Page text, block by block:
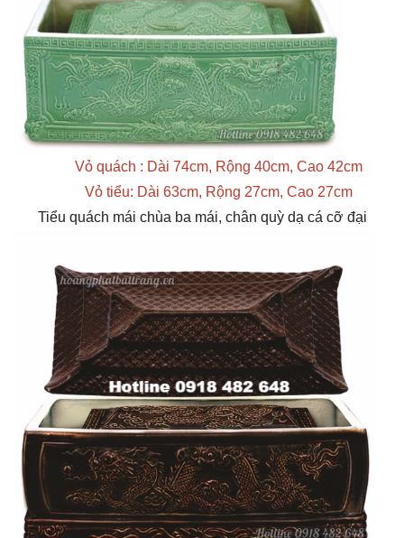
Vỏ quách : Dài 74cm, Rộng 40cm, Cao 42cm
Vỏ tiểu: Dài 63cm, Rộng 27cm, Cao 27cm
Tiểu quách mái chùa ba mái, chân quỳ dạ cá cỡ đại